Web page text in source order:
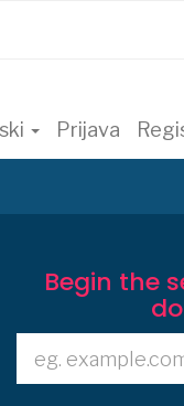
Prijava
Begin the